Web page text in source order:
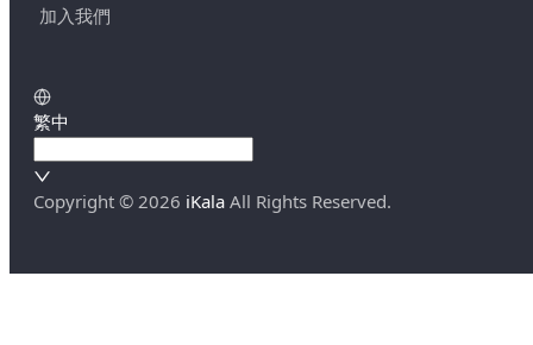
加入我們
繁中
Copyright © 2026 iKala All Rights Reserved.